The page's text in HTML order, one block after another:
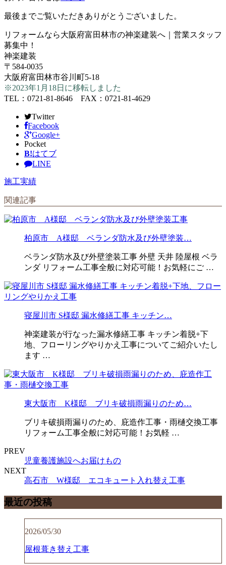
最後までご覧いただきありがとうございました。
リフォームなら大阪府富田林市の神楽建装へ｜営業スタッフ
募集中！
神楽建装
〒584-0035
大阪府富田林市谷川町5-18
※2023年1月18日に移転しました
TEL：0721-81-8646 FAX：0721-81-4629
Twitter
Facebook
Google+
Pocket
B!はてブ
LINE
施工実績
関連記事
柏原市 A様邸 ベランダ防水及び外壁塗装…
ベランダ防水及び外壁塗装工事 外壁 天井 陸屋根 ベラ
ンダ リフォーム工事全般に対応可能！お気軽にご …
寝屋川市 S様邸 漏水修繕工事 キッチン…
神楽建装が行なった漏水修繕工事 キッチン着脱+下
地、フローリングやりかえ工事についてご紹介いたし
ます …
東大阪市 K様邸 ブリキ破損雨漏りのため…
ブリキ破損雨漏りのため、庇造作工事・雨樋交換工事
リフォーム工事全般に対応可能！お気軽 …
PREV
児童養護施設へお届けもの
NEXT
高石市 W様邸 エコキュート入れ替え工事
最近の投稿
2026/05/30
屋根葺き替え工事